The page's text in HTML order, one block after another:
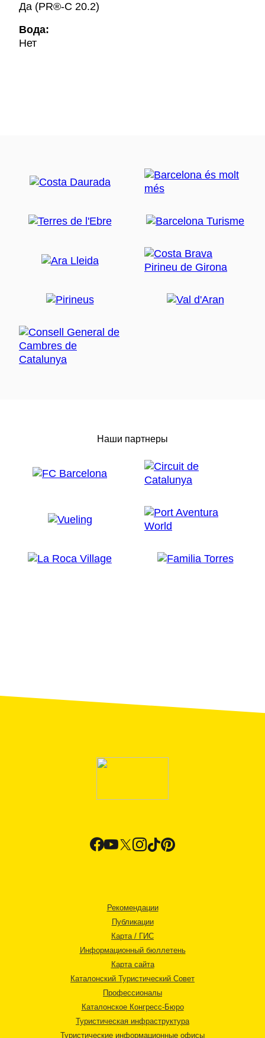
Да (PR®-C 20.2)
Вода:
Нет
Наши партнеры
Рекомендации
Публикации
Карта / ГИС
Информационный бюллетень
Карта сайта
Каталонский Туристический Совет
Профессионалы
Каталонское Конгресс-Бюро
Туристическая инфраструктура
Туристические информационные офисы